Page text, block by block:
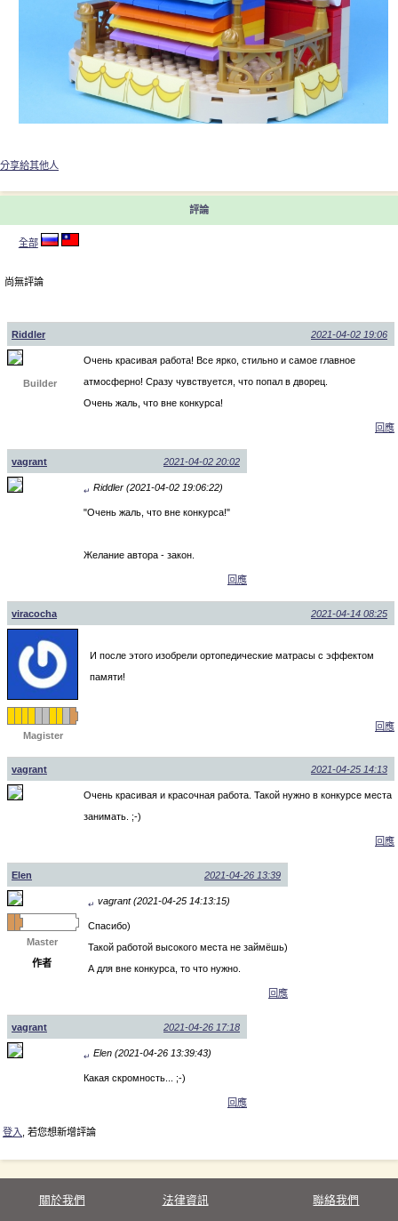
分享給其他人
評論
全部
尚無評論
Riddler 2021-04-02 19:06
Builder
Очень красивая работа! Все ярко, стильно и самое главное
атмосферно! Сразу чувствуется, что попал в дворец.
Очень жаль, что вне конкурса!
回應
vagrant 2021-04-02 20:02
↵ Riddler (2021-04-02 19:06:22)
"Очень жаль, что вне конкурса!"
Желание автора - закон.
回應
viracocha 2021-04-14 08:25
Magister
И после этого изобрели ортопедические матрасы с эффектом
памяти!
回應
vagrant 2021-04-25 14:13
Очень красивая и красочная работа. Такой нужно в конкурсе места
занимать. ;-)
回應
Elen 2021-04-26 13:39
Master
作者
↵ vagrant (2021-04-25 14:13:15)
Спасибо)
Такой работой высокого места не займёшь)
А для вне конкурса, то что нужно.
回應
vagrant 2021-04-26 17:18
↵ Elen (2021-04-26 13:39:43)
Какая скромность... ;-)
回應
登入 , 若您想新增評論
關於我們 法律資訊 聯絡我們